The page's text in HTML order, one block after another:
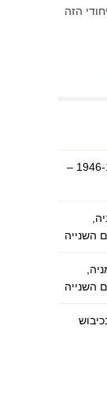
הזה
מלחמת האזרחים ביוון 1946-1949 –
השנייה
השנייה